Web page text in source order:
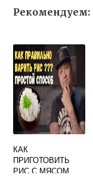
Рекомендуем:
КАК
ПРИГОТОВИТЬ
РИС С МЯСОМ